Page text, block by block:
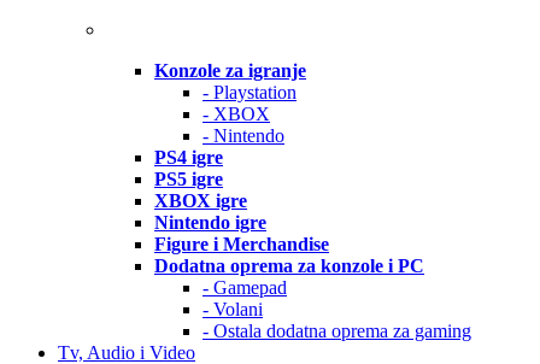
Konzole za igranje
- Playstation
- XBOX
- Nintendo
PS4 igre
PS5 igre
XBOX igre
Nintendo igre
Figure i Merchandise
Dodatna oprema za konzole i PC
- Gamepad
- Volani
- Ostala dodatna oprema za gaming
Tv, Audio i Video